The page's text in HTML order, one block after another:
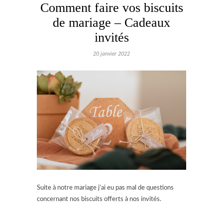
Comment faire vos biscuits
de mariage – Cadeaux
invités
20 janvier 2022
Suite à notre mariage j’ai eu pas mal de questions
concernant nos biscuits offerts à nos invités.